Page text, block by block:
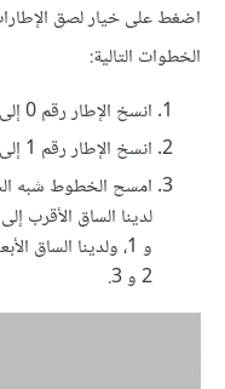
الخطوات التالية:
انسخ الإطار رقم 0 إلى الإطار رقم 2.
انسخ الإطار رقم 1 إلى الإطار رقم 3.
امسح الخطوط شبه
و 1، ولدينا الساق
2 و 3.